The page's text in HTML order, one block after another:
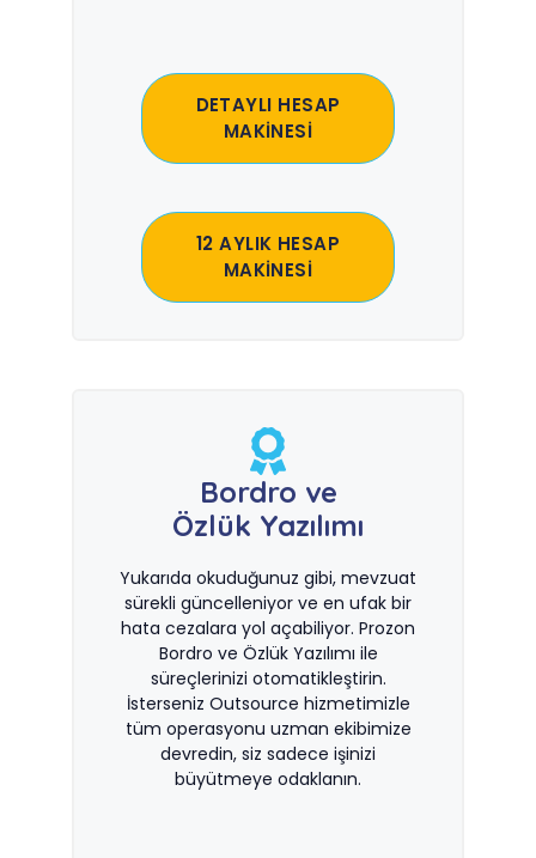
DETAYLI HESAP
MAKİNESİ
12 AYLIK HESAP
MAKİNESİ
Bordro ve
Özlük Yazılımı
Yukarıda okuduğunuz gibi, mevzuat
sürekli güncelleniyor ve en ufak bir
hata cezalara yol açabiliyor. Prozon
Bordro ve Özlük Yazılımı ile
süreçlerinizi otomatikleştirin.
İsterseniz Outsource hizmetimizle
tüm operasyonu uzman ekibimize
devredin, siz sadece işinizi
büyütmeye odaklanın.